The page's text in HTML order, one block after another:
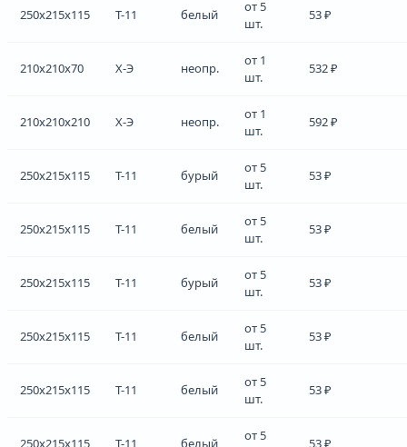
250x215x115 Т-11 белый
от 5
шт.
53 ₽
210x210x70 Х-Э неопр.
от 1
шт.
532 ₽
210x210x210 Х-Э неопр.
от 1
шт.
592 ₽
250x215x115 Т-11 бурый
от 5
шт.
53 ₽
250x215x115 Т-11 белый
от 5
шт.
53 ₽
250x215x115 Т-11 бурый
от 5
шт.
53 ₽
250x215x115 Т-11 белый
от 5
шт.
53 ₽
250x215x115 Т-11 белый
от 5
шт.
53 ₽
250x215x115 Т-11 белый
от 5
53 ₽